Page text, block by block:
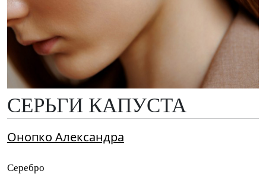
СЕРЬГИ КАПУСТА
Онопко Александра
Серебро